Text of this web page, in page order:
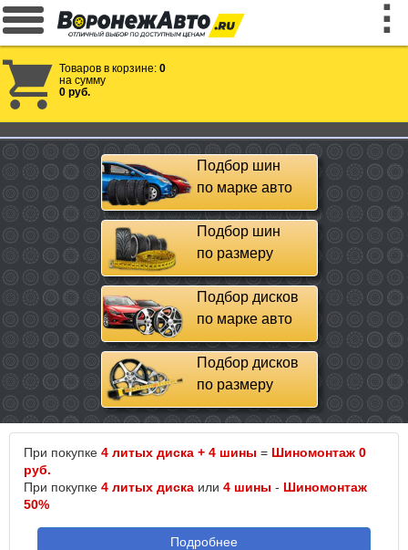
Товаров в корзине: 0
на сумму
0 руб.
Подбор шин
по марке авто
Подбор шин
по размеру
Подбор дисков
по марке авто
Подбор дисков
по размеру
При покупке 4 литых диска + 4 шины = Шиномонтаж 0
руб.
При покупке 4 литых диска или 4 шины - Шиномонтаж
50%
Подробнее